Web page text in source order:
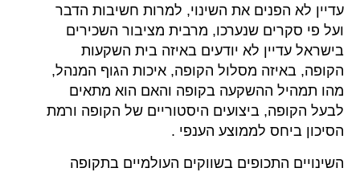
עדיין לא הפנים את השינוי, למרות חשיבות הדבר
ועל פי סקרים שנערכו, מרבית מציבור השכירים
בישראל עדיין לא יודעים באיזה בית השקעות
הקופה, באיזה מסלול הקופה, איכות הגוף המנהל,
מהו תמהיל ההשקעה בקופה והאם הוא מתאים
לבעל הקופה, ביצועים היסטוריים של הקופה ורמת
הסיכון ביחס לממוצע הענפי .
השינויים התכופים בשווקים העולמיים בתקופה